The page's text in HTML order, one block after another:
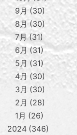
9月
30
8月
30
7月 31
6月
31
5月 31
4月
30
3月
30
2月
28
1月
26
2024 346